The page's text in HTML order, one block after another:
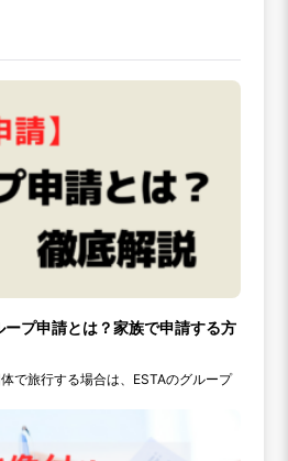
プ申請とは？家族で申請する方
で旅行する場合は、ESTAのグループ